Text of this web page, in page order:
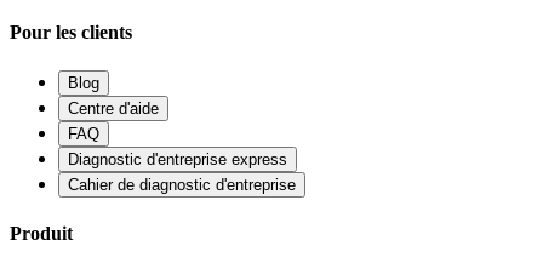
Pour les clients
Blog
Centre d'aide
FAQ
Diagnostic d'entreprise express
Cahier de diagnostic d'entreprise
Produit